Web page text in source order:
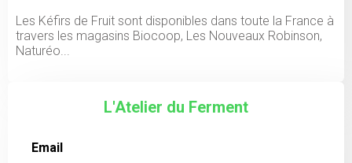
Les Kéfirs de Fruit sont disponibles dans toute la France à
travers les magasins Biocoop, Les Nouveaux Robinson,
Naturéo...
L'Atelier du Ferment
Email